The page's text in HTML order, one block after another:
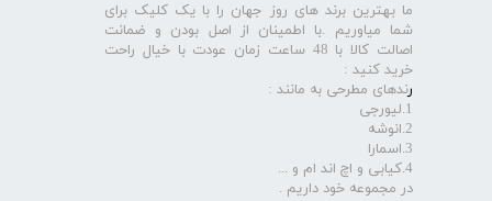
ما بهترین برند های روز جهان را با یک کلیک برای
شما میاوریم .با اطمینان از اصل بودن و ضمانت
اصالت کالا با 48 ساعت زمان عودت با خیال راحت
خرید کنید :
رندهای مطرحی به مانند :
1.لیورجی
2.انوشه
3.اسمارا
4.کیابی و اچ اند ام و ...
در مجموعه خود داریم .​​​​​​​